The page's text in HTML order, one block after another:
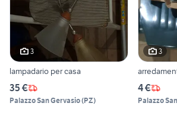
3
lampadario per casa
35 €
Palazzo San Gervasio(PZ)
3
4 €
Palazzo